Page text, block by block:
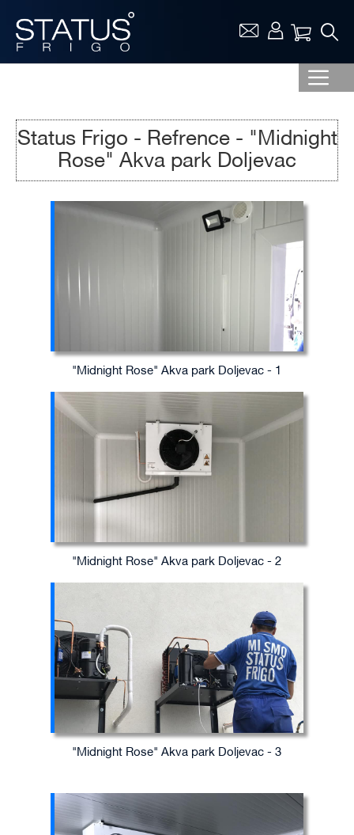
Vaša
Status Frigo - Refrence - "Midnight
Rose" Akva park Doljevac
"Midnight Rose" Akva park Doljevac - 1
"Midnight Rose" Akva park Doljevac - 2
"Midnight Rose" Akva park Doljevac - 3